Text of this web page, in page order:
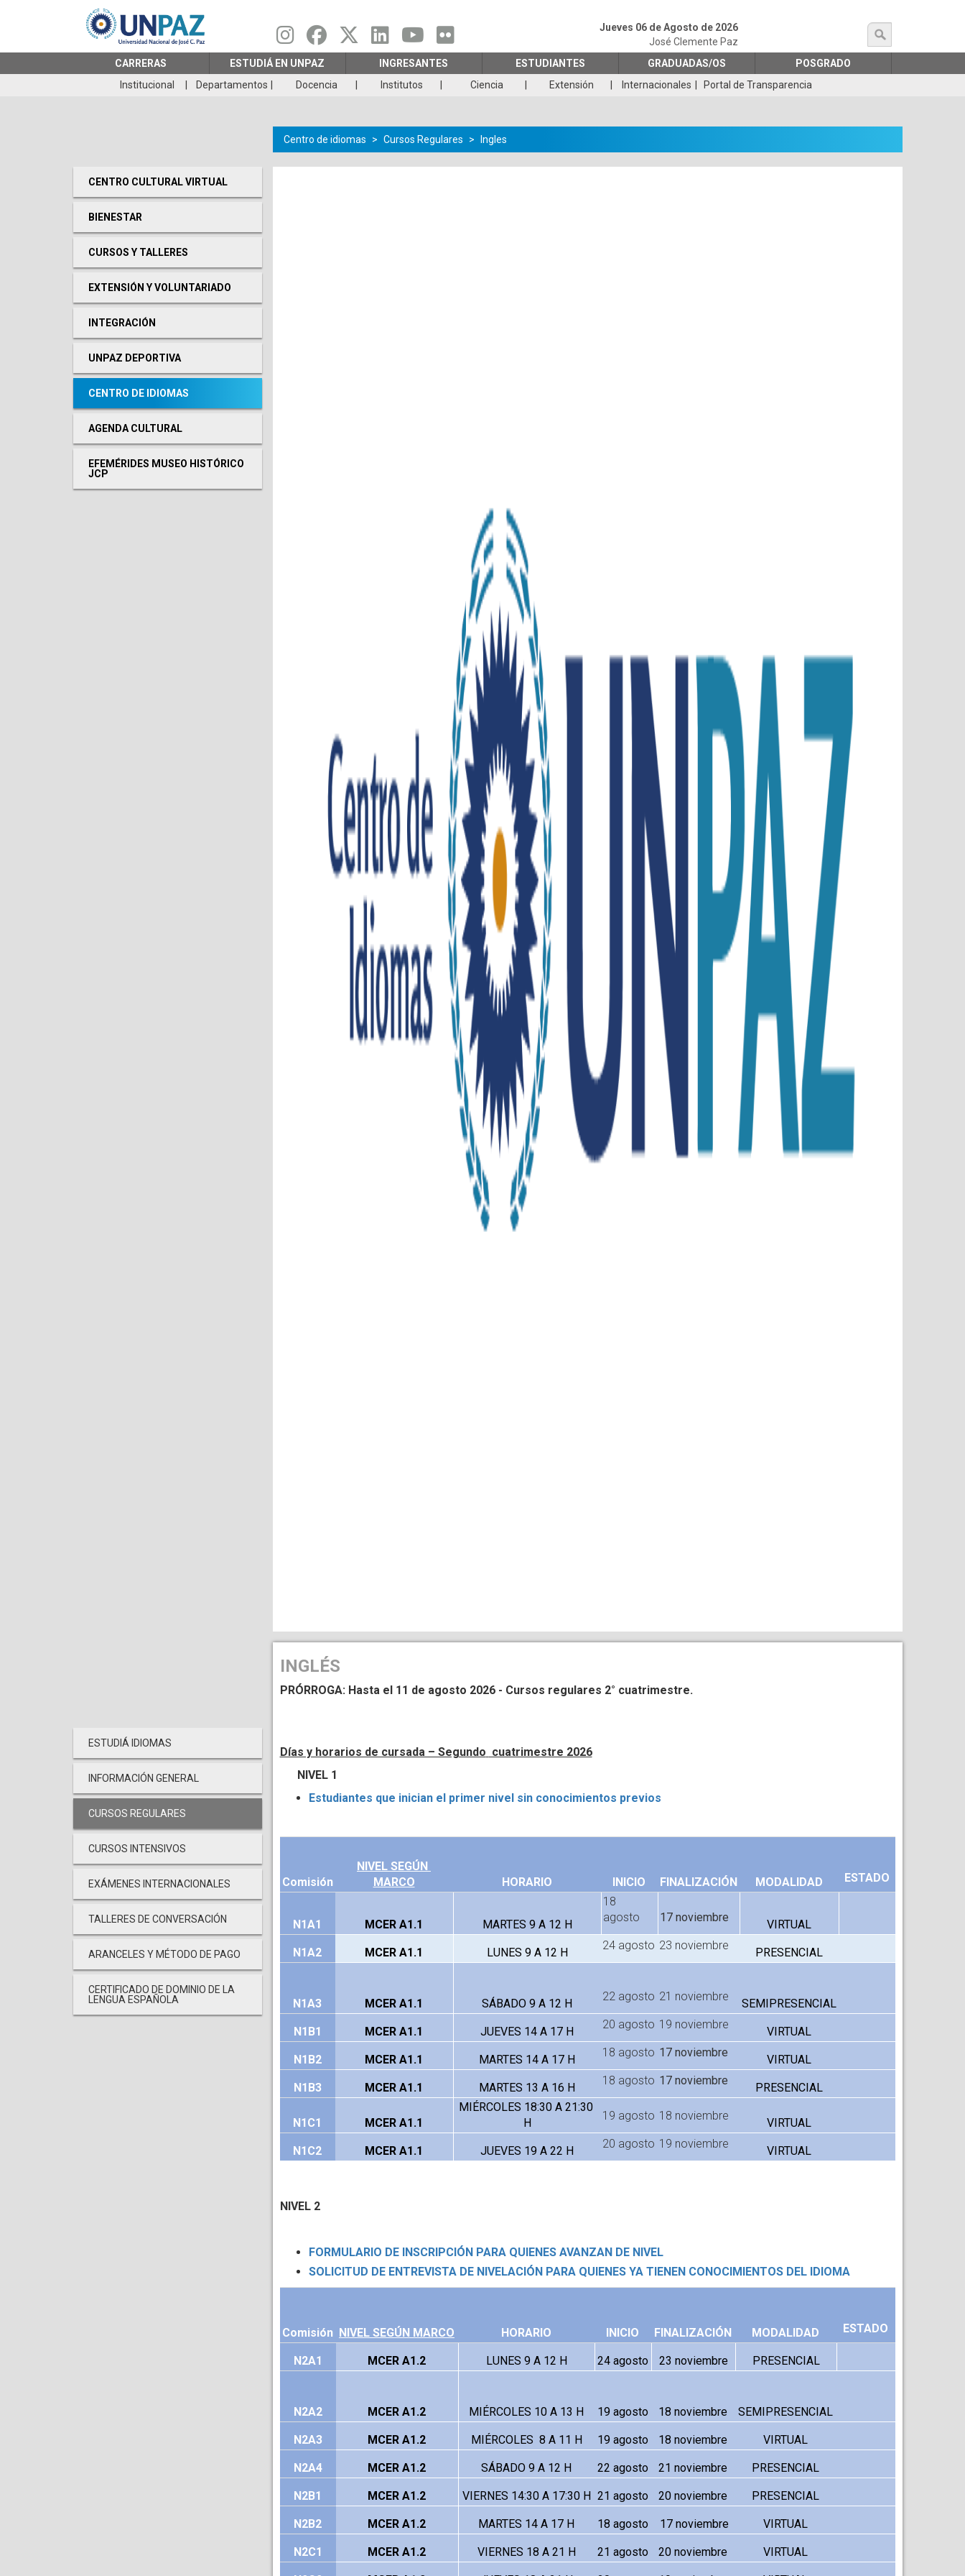
principal
búsqueda
Jueves 06 de Agosto de 2026
José Clemente Paz
CARRERAS
ESTUDIÁ EN UNPAZ INGRESANTES ESTUDIANTES GRADUADAS/OS
POSGRADO
Institucional
Departamentos Docencia Institutos Ciencia Extensión Internacionales Portal de Transparencia
CENTRO CULTURAL VIRTUAL
BIENESTAR
CURSOS Y TALLERES
EXTENSIÓN Y VOLUNTARIADO
INTEGRACIÓN
UNPAZ DEPORTIVA
CENTRO DE IDIOMAS
AGENDA CULTURAL
EFEMÉRIDES MUSEO HISTÓRICO
JCP
ESTUDIÁ IDIOMAS
INFORMACIÓN GENERAL
CURSOS REGULARES
CURSOS INTENSIVOS
EXÁMENES INTERNACIONALES
TALLERES DE CONVERSACIÓN
ARANCELES Y MÉTODO DE PAGO
CERTIFICADO DE DOMINIO DE LA
LENGUA ESPAÑOLA
Centro de idiomas Cursos Regulares Ingles
INGLÉS
PRÓRROGA: Hasta el 11 de agosto 2026 - Cursos regulares 2° cuatrimestre.
Días y horarios de cursada – Segundo cuatrimestre 2026
NIVEL 1
Estudiantes que inician el primer nivel sin conocimientos previos
Comisión
NIVEL SEGÚN
MARCO
HORARIO INICIO FINALIZACIÓN MODALIDAD ESTADO
N1A1 MCER A1.1 MARTES 9 A 12 H
18
agosto
17 noviembre
VIRTUAL
N1A2 MCER A1.1 LUNES 9 A 12 H
24 agosto 23 noviembre
PRESENCIAL
N1A3 MCER A1.1 SÁBADO 9 A 12 H
22 agosto 21 noviembre
SEMIPRESENCIAL
N1B1 MCER A1.1 JUEVES 14 A 17 H
20 agosto 19 noviembre
VIRTUAL
N1B2 MCER A1.1 MARTES 14 A 17 H
18 agosto 17 noviembre
VIRTUAL
N1B3 MCER A1.1 MARTES 13 A 16 H
18 agosto 17 noviembre
PRESENCIAL
N1C1 MCER A1.1
MIÉRCOLES 18:30 A 21:30
H
19 agosto 18 noviembre
VIRTUAL
N1C2 MCER A1.1 JUEVES 19 A 22 H
20 agosto 19 noviembre
VIRTUAL
NIVEL 2
FORMULARIO DE INSCRIPCIÓN PARA QUIENES AVANZAN DE NIVEL
SOLICITUD DE ENTREVISTA DE NIVELACIÓN PARA QUIENES YA TIENEN CONOCIMIENTOS DEL IDIOMA
Comisión NIVEL SEGÚN MARCO HORARIO INICIO FINALIZACIÓN MODALIDAD ESTADO
N2A1 MCER A1.2 LUNES 9 A 12 H 24 agosto 23 noviembre PRESENCIAL
N2A2 MCER A1.2 MIÉRCOLES 10 A 13 H 19 agosto 18 noviembre SEMIPRESENCIAL
N2A3 MCER A1.2 MIÉRCOLES 8 A 11 H 19 agosto 18 noviembre VIRTUAL
N2A4 MCER A1.2 SÁBADO 9 A 12 H 22 agosto 21 noviembre PRESENCIAL
N2B1 MCER A1.2 VIERNES 14:30 A 17:30 H 21 agosto 20 noviembre PRESENCIAL
N2B2 MCER A1.2 MARTES 14 A 17 H 18 agosto 17 noviembre VIRTUAL
N2C1 MCER A1.2 VIERNES 18 A 21 H 21 agosto 20 noviembre VIRTUAL